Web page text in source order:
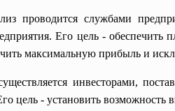
проводится службами
Его цель - обеспечить
максимальную прибыль и
инвесторами,
цель - установить